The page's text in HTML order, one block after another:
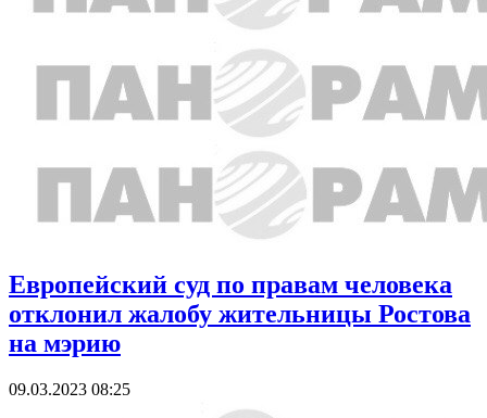
Европейский суд по правам человека
отклонил жалобу жительницы Ростова
на мэрию
09.03.2023 08:25